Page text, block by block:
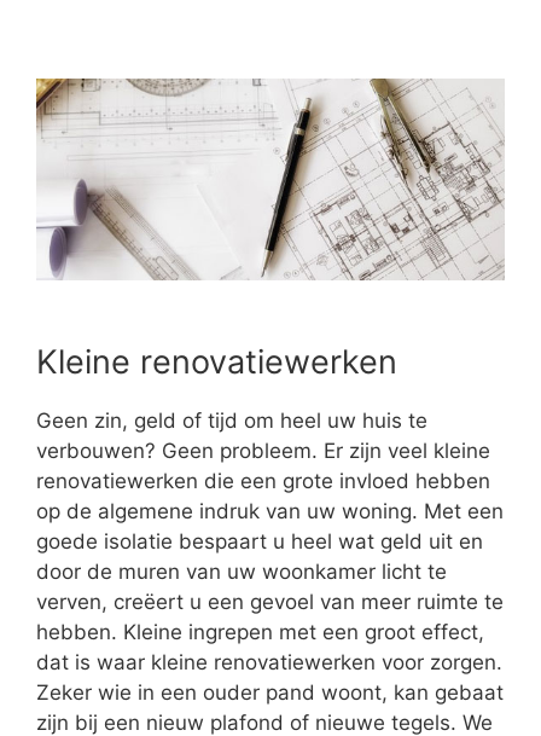
Kleine renovatiewerken
Geen zin, geld of tijd om heel uw huis te
verbouwen? Geen probleem. Er zijn veel kleine
renovatiewerken die een grote invloed hebben
op de algemene indruk van uw woning. Met een
goede isolatie bespaart u heel wat geld uit en
door de muren van uw woonkamer licht te
verven, creëert u een gevoel van meer ruimte te
hebben. Kleine ingrepen met een groot effect,
dat is waar kleine renovatiewerken voor zorgen.
Zeker wie in een ouder pand woont, kan gebaat
zijn bij een nieuw plafond of nieuwe tegels. We